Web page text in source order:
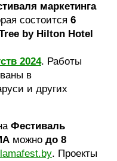
маркетинга
состоится 6
by Hilton Hotel
2024. Работы
в
и других
Фестиваль
можно до 8
lamafest.by. Проекты